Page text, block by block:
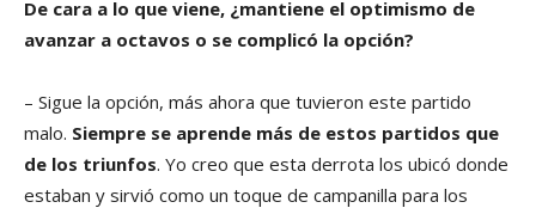
De cara a lo que viene, ¿mantiene el optimismo de
avanzar a octavos o se complicó la opción?
– Sigue la opción, más ahora que tuvieron este partido
malo. Siempre se aprende más de estos partidos que
de los triunfos. Yo creo que esta derrota los ubicó donde
estaban y sirvió como un toque de campanilla para los